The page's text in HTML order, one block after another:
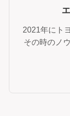
2021年にト
その時のノ